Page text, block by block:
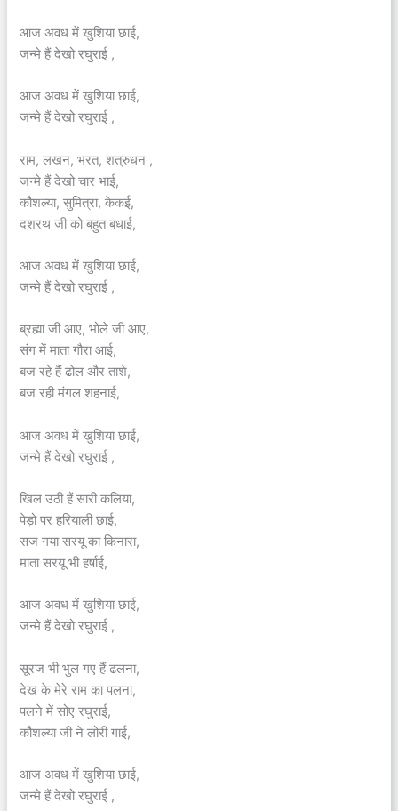
आज अवध में खुशिया छाई,
जन्मे हैं देखो रघुराई ,
आज अवध में खुशिया छाई,
जन्मे हैं देखो रघुराई ,
राम, लखन, भरत, शत्रुधन ,
जन्मे हैं देखो चार भाई,
कौशल्या, सुमित्रा, केकई,
दशरथ जी को बहुत बधाई,
आज अवध में खुशिया छाई,
जन्मे हैं देखो रघुराई ,
ब्रह्मा जी आए, भोले जी आए,
संग में माता गौरा आई,
बज रहे हैं ढोल और ताशे,
बज रही मंगल शहनाई,
आज अवध में खुशिया छाई,
जन्मे हैं देखो रघुराई ,
खिल उठी हैं सारी कलिया,
पेड़ो पर हरियाली छाई,
सज गया सरयू का किनारा,
माता सरयू भी हर्षाई,
आज अवध में खुशिया छाई,
जन्मे हैं देखो रघुराई ,
सूरज भी भुल गए हैं ढलना,
देख के मेरे राम का पलना,
पलने में सोए रघुराई,
कौशल्या जी ने लोरी गाई,
आज अवध में खुशिया छाई,
जन्मे हैं देखो रघुराई ,